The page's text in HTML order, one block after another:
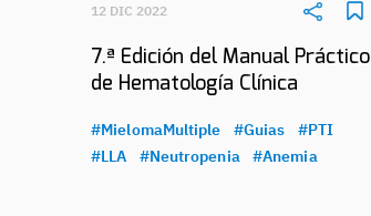
12 DIC 2022
7.ª Edición del Manual Práctico
de Hematología Clínica
#MielomaMultiple #Guias
#PTI
#LLA
#Neutropenia #Anemia